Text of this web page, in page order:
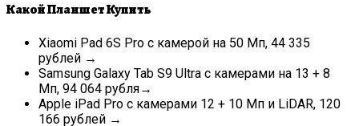
Какой Планшет Купить
Xiaomi Pad 6S Pro с камерой на 50 Мп, 44 335
рублей →
Samsung Galaxy Tab S9 Ultra с камерами на 13 + 8
Мп, 94 064 рубля→
Apple iPad Pro с камерами 12 + 10 Мп и LiDAR, 120
166 рублей →